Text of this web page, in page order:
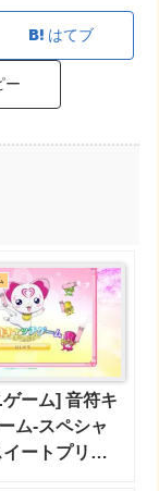
はてブ
ー
ゲーム] 音符キ
ム-スペシャ
ートプリキ